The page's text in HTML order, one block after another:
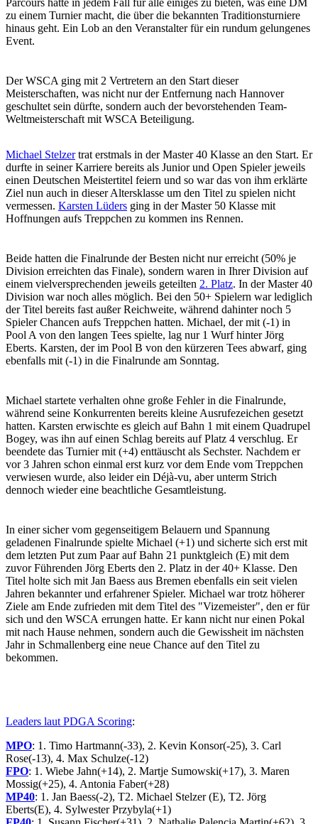
zu einem Turnier macht, die über die bekannten Traditionsturniere
hinaus geht. Ein Lob an den Veranstalter für ein rundum gelungenes
Event.
Der WSCA ging mit 2 Vertretern an den Start dieser
Meisterschaften, was nicht nur der Entfernung nach Hannover
geschultet sein dürfte, sondern auch der bevorstehenden Team-
Weltmeisterschaft mit WSCA Beteiligung.
Michael Stelzertrat erstmals in der Master 40 Klasse an den Start. Er
durfte in seiner Karriere bereits als Junior und Open Spieler jeweils
einen Deutschen Meistertitel feiern und so war das von ihm erklärte
Ziel nun auch in dieser Altersklasse um den Titel zu spielen nicht
vermessen. Karsten Lüders ging in der Master 50 Klasse mit
Hoffnungen aufs Treppchen zu kommen ins Rennen.
Beide hatten die Finalrunde der Besten nicht nur erreicht (50% je
Division erreichten das Finale), sondern waren in Ihrer Division auf
einem vielversprechenden jeweils geteilten 2. Platz. In der Master 40
Division war noch alles möglich. Bei den 50+ Spielern war lediglich
der Titel bereits fast außer Reichweite, während dahinter noch 5
Spieler Chancen aufs Treppchen hatten. Michael, der mit (-1) in
Pool A von den langen Tees spielte, lag nur 1 Wurf hinter Jörg
Eberts. Karsten, der im Pool B von den kürzeren Tees abwarf, ging
ebenfalls mit (-1) in die Finalrunde am Sonntag.
Michael startete verhalten ohne große Fehler in die Finalrunde,
während seine Konkurrenten bereits kleine Ausrufezeichen gesetzt
hatten. Karsten erwischte es gleich auf Bahn 1 mit einem Quadrupel
Bogey, was ihn auf einen Schlag bereits auf Platz 4 verschlug. Er
beendete das Turnier mit (+4) enttäuscht als Sechster. Nachdem er
vor 3 Jahren schon einmal erst kurz vor dem Ende vom Treppchen
verwiesen wurde, also leider ein Déjà-vu, aber unterm Strich
dennoch wieder eine beachtliche Gesamtleistung.
In einer sicher vom gegenseitigem Belauern und Spannung
geladenen Finalrunde spielte Michael (+1) und sicherte sich erst mit
dem letzten Put zum Paar auf Bahn 21 punktgleich (E) mit dem
zuvor Führenden Jörg Eberts den 2. Platz in der 40+ Klasse. Den
Titel holte sich mit Jan Baess aus Bremen ebenfalls ein seit vielen
Jahren bekannter und erfahrener Spieler. Michael war trotz höherer
Ziele am Ende zufrieden mit dem Titel des "Vizemeister", den er für
sich und den WSCA errungen hatte. Er kann nicht nur einen Pokal
mit nach Hause nehmen, sondern auch die Gewissheit im nächsten
Jahr in Schmallenberg eine neue Chance auf den Titel zu
bekommen.
Leaders laut PDGA Scoring:
MPO: 1. Timo Hartmann(-33), 2. Kevin Konsor(-25), 3. Carl
Rose(-13), 4. Max Schulze(-12)
FPO: 1. Wiebe Jahn(+14), 2. Martje Sumowski(+17), 3. Maren
Mossig(+25), 4. Antonia Faber(+28)
MP40: 1. Jan Baess(-2), T2. Michael Stelzer (E), T2. Jörg
Eberts(E), 4. Sylwester Przybyla(+1)